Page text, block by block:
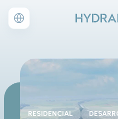
RESIDENCIAL